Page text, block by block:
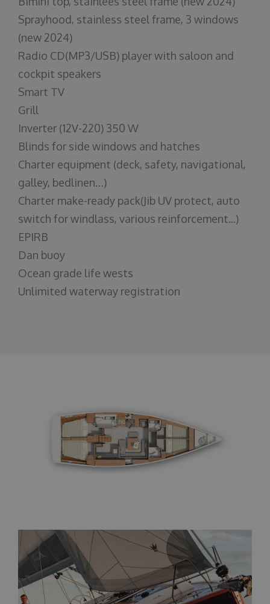
Sprayhood, stainless steel frame, 3 windows
(new 2024)
Radio CD(MP3/USB) player with saloon and
cockpit speakers
Smart TV
Grill
Inverter (12V-220) 350 W
Blinds for side windows and hatches
Charter equipment (deck, safety, navigational,
galley, bedlinen…)
Charter make-ready pack(Jib UV protect, auto
switch for windlass, various reinforcement...)
EPIRB
Dan buoy
Ocean grade life wests
Unlimited waterway registration